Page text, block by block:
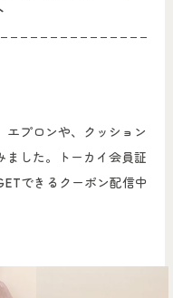
エプロンや、クッション
ました。トーカイ会員証
できるクーポン配信中